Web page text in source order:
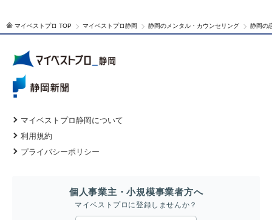
マイベストプロ TOP マイベストプロ静岡 静岡のメンタル・カウンセリング 静岡の
マイベストプロ静岡について
利用規約
プライバシーポリシー
個人事業主・小規模事業者方へ
マイベストプロに登録しませんか？